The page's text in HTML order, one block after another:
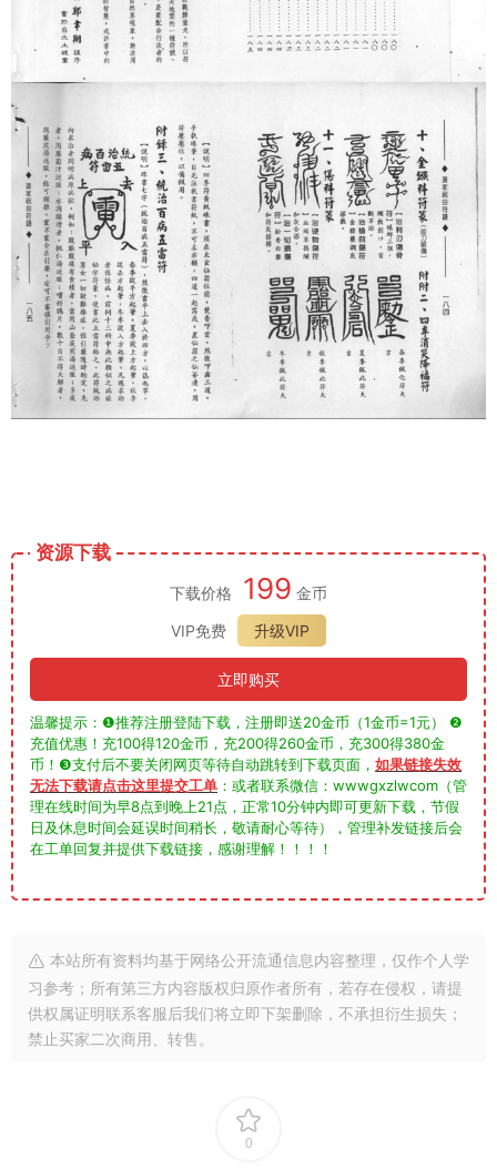
资源下载
下载价格 199 金币
VIP免费
升级VIP
立即购买
温馨提示：❶推荐注册登陆下载，注册即送20金币（1金币=1元） ❷
充值优惠！充100得120金币，充200得260金币，充300得380金
币！❸支付后不要关闭网页等待自动跳转到下载页面， 如果链接失效
无法下载请点击这里提交工单 ：或者联系微信：wwwgxzlwcom（管
理在线时间为早8点到晚上21点，正常10分钟内即可更新下载，节假
日及休息时间会延误时间稍长，敬请耐心等待），管理补发链接后会
在工单回复并提供下载链接，感谢理解！！！！
本站所有资料均基于网络公开流通信息内容整理，仅作个人学
习参考；所有第三方内容版权归原作者所有，若存在侵权，请提
供权属证明联系客服后我们将立即下架删除，不承担衍生损失；
禁止买家二次商用、转售。
0